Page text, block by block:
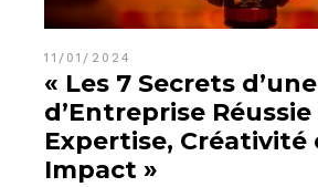
11/01/2024
« Les 7 Secrets
d’Entreprise Réussie
Expertise, Créativité
Impact »